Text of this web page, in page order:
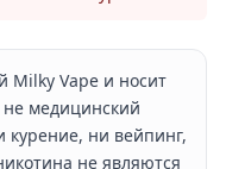
Milky Vape и носит
медицинский
курение, ни вейпинг,
не являются